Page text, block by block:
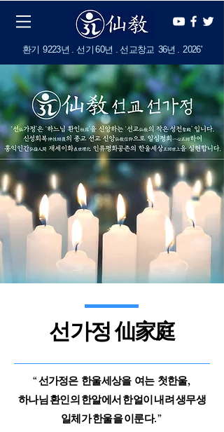
​환기 9223년 . 선기 60년 . 선교창교 36년 . 2026'
선가정仙家庭
“ 선가정은한울세상을 여는 첫한울,
하나님 환인의 한알에서 한얼이 내려 생무생
일체가 한울을 이룬다. ”